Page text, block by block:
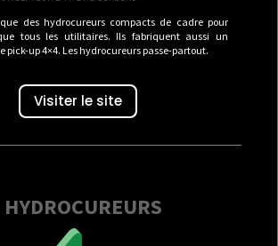
des hydrocureurs compacts de cadre pour
tous les utilitaires. Ils fabriquent aussi un
pick-up 4×4. Les hydrocureurs passe-partout.
Visiter le site